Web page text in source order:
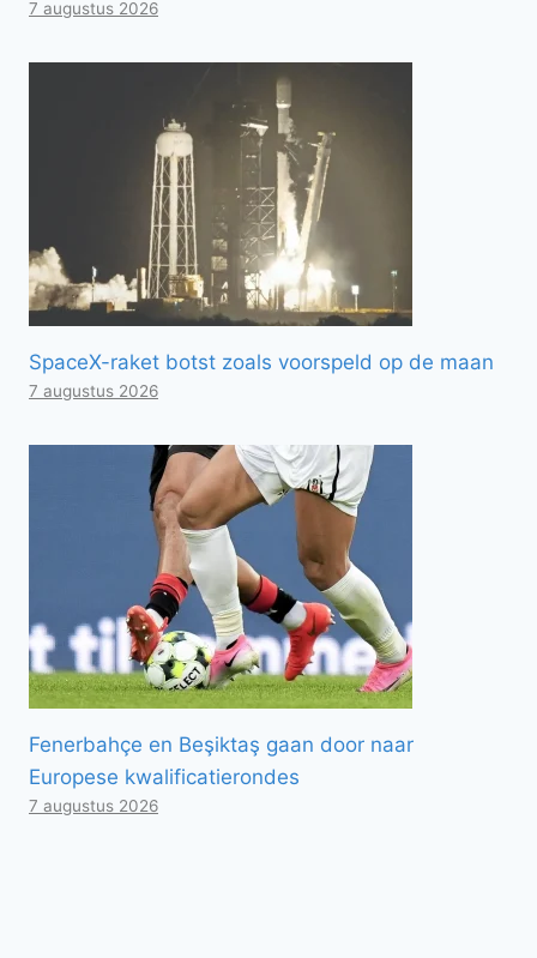
7 augustus 2026
SpaceX-raket botst zoals voorspeld op de maan
7 augustus 2026
Fenerbahçe en Beşiktaş gaan door naar
Europese kwalificatierondes
7 augustus 2026